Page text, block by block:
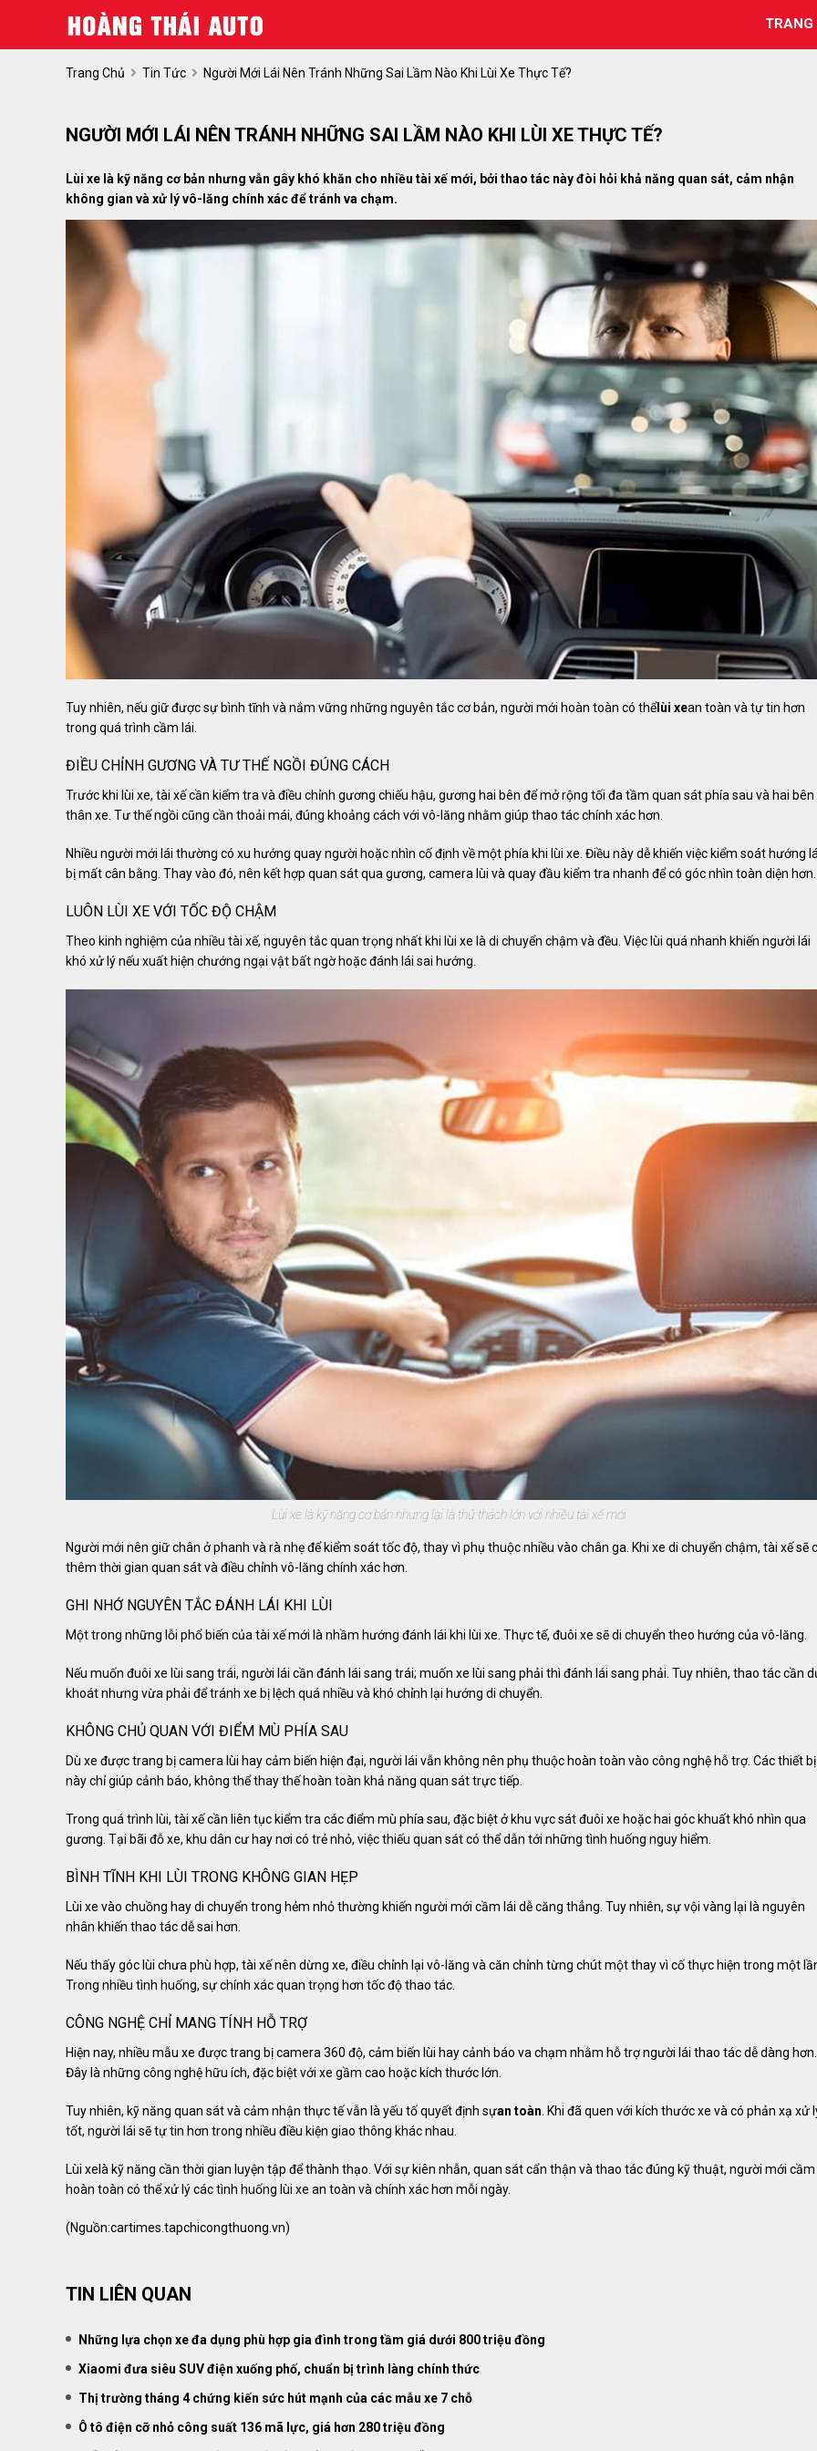
TRANG
Trang Chủ Tin Tức Người Mới Lái Nên Tránh Những Sai Lầm Nào Khi Lùi Xe Thực Tế?
NGƯỜI MỚI LÁI NÊN TRÁNH NHỮNG SAI LẦM NÀO KHI LÙI XE THỰC TẾ?
Lùi xe là kỹ năng cơ bản nhưng vẫn gây khó khăn cho nhiều tài xế mới, bởi thao tác này đòi hỏi khả năng quan sát, cảm nhận
không gian và xử lý vô-lăng chính xác để tránh va chạm.
Tuy nhiên, nếu giữ được sự bình tĩnh và nắm vững những nguyên tắc cơ bản, người mới hoàn toàn có thểlùi xean toàn và tự tin hơn
trong quá trình cầm lái.
ĐIỀU CHỈNH GƯƠNG VÀ TƯ THẾ NGỒI ĐÚNG CÁCH
Trước khi lùi xe, tài xế cần kiểm tra và điều chỉnh gương chiếu hậu, gương hai bên để mở rộng tối đa tầm quan sát phía sau và hai bên
thân xe. Tư thế ngồi cũng cần thoải mái, đúng khoảng cách với vô-lăng nhằm giúp thao tác chính xác hơn.
Nhiều người mới lái thường có xu hướng quay người hoặc nhìn cố định về một phía khi lùi xe. Điều này dễ khiến việc kiểm soát hướng
bị mất cân bằng. Thay vào đó, nên kết hợp quan sát qua gương, camera lùi và quay đầu kiểm tra nhanh để có góc nhìn toàn diện hơn.
LUÔN LÙI XE VỚI TỐC ĐỘ CHẬM
Theo kinh nghiệm của nhiều tài xế, nguyên tắc quan trọng nhất khi lùi xe là di chuyển chậm và đều. Việc lùi quá nhanh khiến người lái
khó xử lý nếu xuất hiện chướng ngại vật bất ngờ hoặc đánh lái sai hướng.
Lùi xe là kỹ năng cơ bản nhưng lại là thử thách lớn với nhiều tài xế mới
Người mới nên giữ chân ở phanh và rà nhẹ để kiểm soát tốc độ, thay vì phụ thuộc nhiều vào chân ga. Khi xe di chuyển chậm, tài xế sẽ
thêm thời gian quan sát và điều chỉnh vô-lăng chính xác hơn.
GHI NHỚ NGUYÊN TẮC ĐÁNH LÁI KHI LÙI
Một trong những lỗi phổ biến của tài xế mới là nhầm hướng đánh lái khi lùi xe. Thực tế, đuôi xe sẽ di chuyển theo hướng của vô-lăng.
Nếu muốn đuôi xe lùi sang trái, người lái cần đánh lái sang trái; muốn xe lùi sang phải thì đánh lái sang phải. Tuy nhiên, thao tác cần
khoát nhưng vừa phải để tránh xe bị lệch quá nhiều và khó chỉnh lại hướng di chuyển.
KHÔNG CHỦ QUAN VỚI ĐIỂM MÙ PHÍA SAU
Dù xe được trang bị camera lùi hay cảm biến hiện đại, người lái vẫn không nên phụ thuộc hoàn toàn vào công nghệ hỗ trợ. Các thiết bị
này chỉ giúp cảnh báo, không thể thay thế hoàn toàn khả năng quan sát trực tiếp.
Trong quá trình lùi, tài xế cần liên tục kiểm tra các điểm mù phía sau, đặc biệt ở khu vực sát đuôi xe hoặc hai góc khuất khó nhìn qua
gương. Tại bãi đỗ xe, khu dân cư hay nơi có trẻ nhỏ, việc thiếu quan sát có thể dẫn tới những tình huống nguy hiểm.
BÌNH TĨNH KHI LÙI TRONG KHÔNG GIAN HẸP
Lùi xe vào chuồng hay di chuyển trong hẻm nhỏ thường khiến người mới cầm lái dễ căng thẳng. Tuy nhiên, sự vội vàng lại là nguyên
nhân khiến thao tác dễ sai hơn.
Nếu thấy góc lùi chưa phù hợp, tài xế nên dừng xe, điều chỉnh lại vô-lăng và căn chỉnh từng chút một thay vì cố thực hiện trong một
Trong nhiều tình huống, sự chính xác quan trọng hơn tốc độ thao tác.
CÔNG NGHỆ CHỈ MANG TÍNH HỖ TRỢ
Hiện nay, nhiều mẫu xe được trang bị camera 360 độ, cảm biến lùi hay cảnh báo va chạm nhằm hỗ trợ người lái thao tác dễ dàng hơn.
Đây là những công nghệ hữu ích, đặc biệt với xe gầm cao hoặc kích thước lớn.
Tuy nhiên, kỹ năng quan sát và cảm nhận thực tế vẫn là yếu tố quyết định sựan toàn . Khi đã quen với kích thước xe và có phản xạ xử
tốt, người lái sẽ tự tin hơn trong nhiều điều kiện giao thông khác nhau.
Lùi xelà kỹ năng cần thời gian luyện tập để thành thạo. Với sự kiên nhẫn, quan sát cẩn thận và thao tác đúng kỹ thuật, người mới cầm
hoàn toàn có thể xử lý các tình huống lùi xe an toàn và chính xác hơn mỗi ngày.
(Nguồn:cartimes.tapchicongthuong.vn)
TIN LIÊN QUAN
Những lựa chọn xe đa dụng phù hợp gia đình trong tầm giá dưới 800 triệu đồng
Xiaomi đưa siêu SUV điện xuống phố, chuẩn bị trình làng chính thức
Thị trường tháng 4 chứng kiến sức hút mạnh của các mẫu xe 7 chỗ
Ô tô điện cỡ nhỏ công suất 136 mã lực, giá hơn 280 triệu đồng